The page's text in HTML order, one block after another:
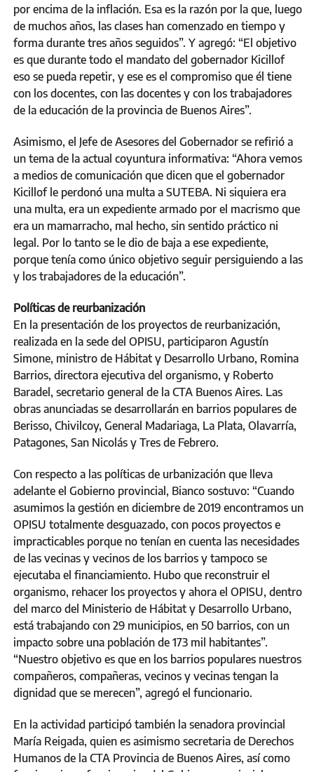
por encima de la inflación. Esa es la razón por la que, luego
de muchos años, las clases han comenzado en tiempo y
forma durante tres años seguidos”. Y agregó: “El objetivo
es que durante todo el mandato del gobernador Kicillof
eso se pueda repetir, y ese es el compromiso que él tiene
con los docentes, con las docentes y con los trabajadores
de la educación de la provincia de Buenos Aires”.
Asimismo, el Jefe de Asesores del Gobernador se refirió a
un tema de la actual coyuntura informativa: “Ahora vemos
a medios de comunicación que dicen que el gobernador
Kicillof le perdonó una multa a SUTEBA. Ni siquiera era
una multa, era un expediente armado por el macrismo que
era un mamarracho, mal hecho, sin sentido práctico ni
legal. Por lo tanto se le dio de baja a ese expediente,
porque tenía como único objetivo seguir persiguiendo a las
y los trabajadores de la educación”.
Políticas de reurbanización
En la presentación de los proyectos de reurbanización,
realizada en la sede del OPISU, participaron Agustín
Simone, ministro de Hábitat y Desarrollo Urbano, Romina
Barrios, directora ejecutiva del organismo, y Roberto
Baradel, secretario general de la CTA Buenos Aires. Las
obras anunciadas se desarrollarán en barrios populares de
Berisso, Chivilcoy, General Madariaga, La Plata, Olavarría,
Patagones, San Nicolás y Tres de Febrero.
Con respecto a las políticas de urbanización que lleva
adelante el Gobierno provincial, Bianco sostuvo: “Cuando
asumimos la gestión en diciembre de 2019 encontramos un
OPISU totalmente desguazado, con pocos proyectos e
impracticables porque no tenían en cuenta las necesidades
de las vecinas y vecinos de los barrios y tampoco se
ejecutaba el financiamiento. Hubo que reconstruir el
organismo, rehacer los proyectos y ahora el OPISU, dentro
del marco del Ministerio de Hábitat y Desarrollo Urbano,
está trabajando con 29 municipios, en 50 barrios, con un
impacto sobre una población de 173 mil habitantes”.
“Nuestro objetivo es que en los barrios populares nuestros
compañeros, compañeras, vecinos y vecinas tengan la
dignidad que se merecen”, agregó el funcionario.
En la actividad participó también la senadora provincial
María Reigada, quien es asimismo secretaria de Derechos
Humanos de la CTA Provincia de Buenos Aires, así como